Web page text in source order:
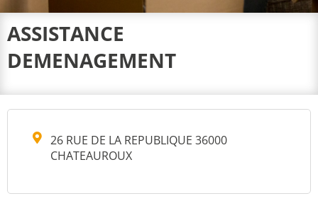
ASSISTANCE
DEMENAGEMENT
26 RUE DE LA REPUBLIQUE 36000
CHATEAUROUX